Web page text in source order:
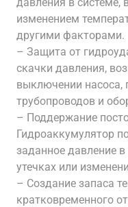
изменением
другими факторами.
– Защита от
скачки давления,
выключении насоса,
трубопроводов и
– Поддержание
Гидроаккумулятор
заданное давление
утечках или
– Создание запаса
кратковременного